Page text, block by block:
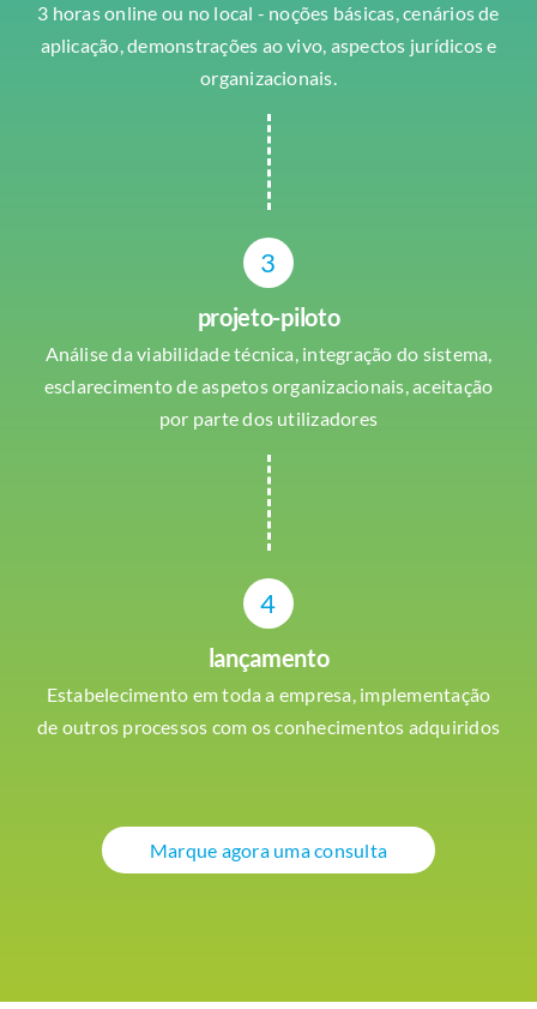
3 horas online ou no local - noções básicas, cenários de
aplicação, demonstrações ao vivo, aspectos jurídicos e
organizacionais.
3
projeto-piloto
Análise da viabilidade técnica, integração do sistema,
esclarecimento de aspetos organizacionais, aceitação
por parte dos utilizadores
4
lançamento
Estabelecimento em toda a empresa, implementação
de outros processos com os conhecimentos adquiridos
Marque agora uma consulta